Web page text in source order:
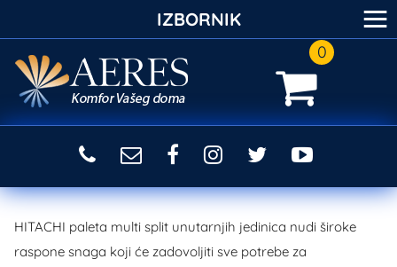
0
HITACHI paleta multi split unutarnjih jedinica nudi široke
raspone snaga koji će zadovoljiti sve potrebe za
IZBORNIK ≡